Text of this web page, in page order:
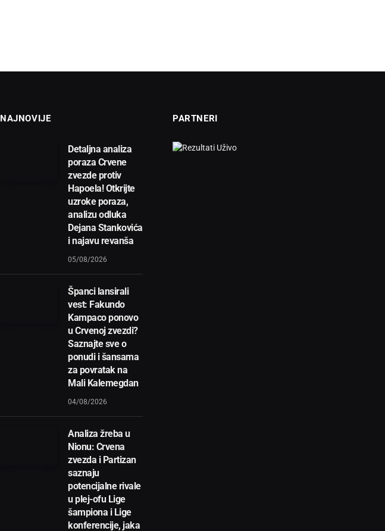
NAJNOVIJE
Detaljna analiza
poraza Crvene
zvezde protiv
Hapoela! Otkrijte
uzroke poraza,
analizu odluka
Dejana Stankovića
i najavu revanša
05/08/2026
Španci lansirali
vest: Fakundo
Kampaco ponovo
u Crvenoj zvezdi?
Saznajte sve o
ponudi i šansama
za povratak na
Mali Kalemegdan
04/08/2026
Analiza žreba u
Nionu: Crvena
zvezda i Partizan
saznaju
potencijalne rivale
u plej-ofu Lige
šampiona i Lige
konferencije, jaka
PARTNERI